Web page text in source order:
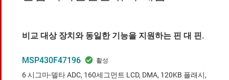
비교 대상 장치와 동일한 기능을 지원하는 핀 대 핀.
MSP430F47196
6 시그마-델타 ADC, 160세그먼트 LCD, DMA, 120KB 플래시,